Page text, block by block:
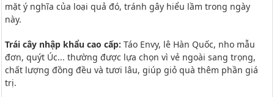
mặt ý nghĩa của loại quả đó, tránh gây hiểu lầm trong ngày
này.
Trái cây nhập khẩu cao cấp: Táo Envy, lê Hàn Quốc, nho mẫu
đơn, quýt Úc... thường được lựa chọn vì vẻ ngoài sang trọng,
chất lượng đồng đều và tươi lâu, giúp giỏ quà thêm phần giá
trị.